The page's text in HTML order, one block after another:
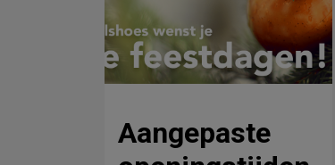
Aangepaste